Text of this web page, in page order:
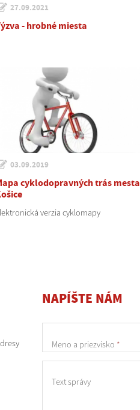
27.09.2021
- hrobné miesta
03.09.2019
cyklodopravných trás mesta
verzia cyklomapy
NAPÍŠTE NÁM
Meno a priezvisko *
Text správy